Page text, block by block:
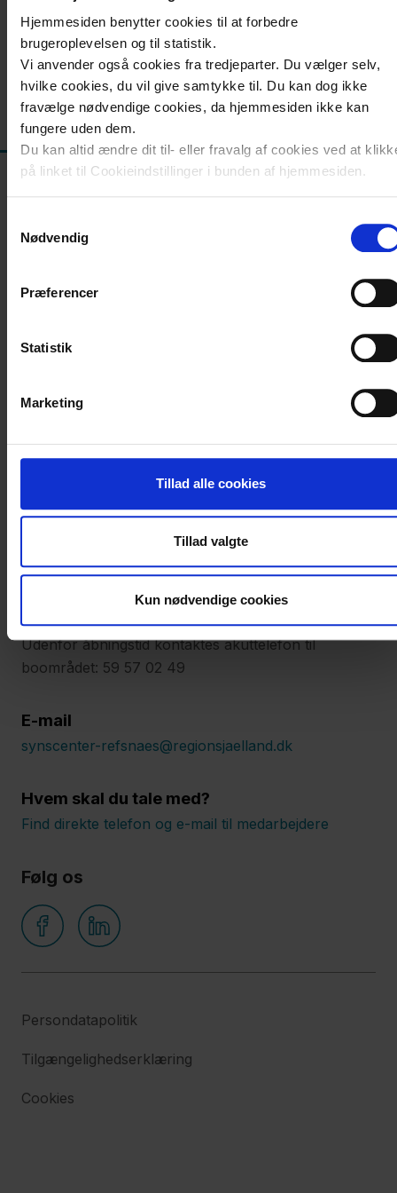
Hjemmesiden benytter cookies til at forbedre
brugeroplevelsen og til statistik.
Vi anvender også cookies fra tredjeparter. Du vælger selv,
hvilke cookies, du vil give samtykke til. Du kan dog ikke
fravælge nødvendige cookies, da hjemmesiden ikke kan
fungere uden dem.
Du kan altid ændre dit til- eller fravalg af cookies ved at
på linket til Cookieindstillinger i bunden af hjemmesiden.
klikke ’Vis detaljer’.
her.
Nødvendig
Præferencer
Statistik
Marketing
Tillad alle cookies
Tillad valgte
Kun nødvendige cookies
Nyheder
og
info
Kontakt
Opdateret onsdag den 4. okt. 2023
Synscenter Refsnæs
4400 Kalundborg
Hovedtelefon: 59 57 01 00
Mandag - torsdag kl. 9:00 - 15:00
Fredag kl. 9:00 - 14:00
Udenfor åbningstid kontaktes akuttelefon til
boområdet: 59 57 02 49
E-mail
synscenter-refsnaes@regionsjaelland.dk
Hvem skal du tale med?
Find direkte telefon og e-mail til medarbejdere
Følg os
Persondatapolitik
Tilgængelighedserklæring
Cookies